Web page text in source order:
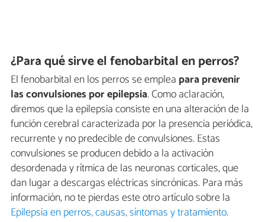
¿Para qué sirve el fenobarbital en perros?
El fenobarbital en los perros se emplea paraprevenir
las convulsiones por epilepsia. Como aclaración,
diremos que la epilepsia consiste en una alteración de la
función cerebral caracterizada por la presencia periódica,
recurrente y no predecible de convulsiones. Estas
convulsiones se producen debido a la activación
desordenada y rítmica de las neuronas corticales, que
dan lugar a descargas eléctricas sincrónicas. Para más
información, no te pierdas este otro artículo sobre la
Epilepsia en perros, causas, síntomas y tratamiento.